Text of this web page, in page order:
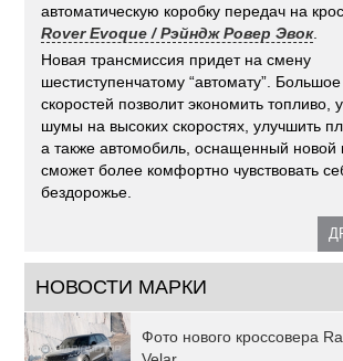
автоматическую коробку передач на
Rover Evoque / Рэйндж Ровер Эвок.
Новая трансмиссия придет на смену
шестиступенчатому “автомату”. Большое
скоростей позволит экономить топливо,
шумы на высоких скоростях, улучшить
а также автомобиль, оснащенный новой
сможет более комфортно чувствовать
бездорожье.
НОВОСТИ МАРКИ
Фото нового кроссовера